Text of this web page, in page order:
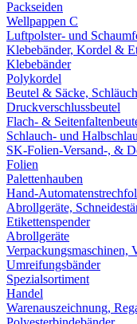
Packseiden
Wellpappen C
Luftpolster- und
Klebebänder, Kordel &
Klebebänder
Polykordel
Beutel & Säcke,
Druckverschlussbeutel
Flach- &
Schlauch- und
SK-Folien-Versand-, &
Folien
Palettenhauben
Hand-
Abrollgeräte,
Etikettenspender
Abrollgeräte
Verpackungsmaschinen,
Umreifungsbänder
Spezialsortiment
Handel
Warenauszeichnung,